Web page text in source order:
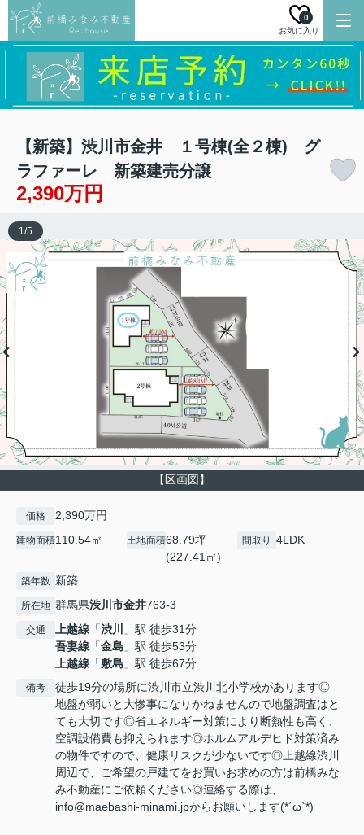
お気に入り
0
【新築】渋川市金井 １号棟(全２棟) グ
ラファーレ 新築建売分譲
2,390万円
【区画図】
1/5
価格 2,390万円
建物面積110.54㎡ 土地面積68.79坪
(227.41㎡)
間取り 4LDK
築年数 新築
所在地 群馬県渋川市金井763-3
交通 上越線 「渋川
」駅 徒歩31分
吾妻線 「金島 」駅 徒歩53分
上越線 「敷島 」駅 徒歩67分
備考
徒歩19分の場所に渋川市立渋川北小学校があります◎
地盤が弱いと大惨事になりかねませんので地盤調査はと
ても大切です◎省エネルギー対策により断熱性も高く、
空調設備費も抑えられます◎ホルムアルデヒド対策済み
の物件ですので、健康リスクが少ないです◎上越線渋川
周辺で、ご希望の戸建てをお買いお求めの方は前橋みな
み不動産にご依頼ください◎連絡する際は、
info@maebashi-minami.jpからお願いします(*´ω`*)